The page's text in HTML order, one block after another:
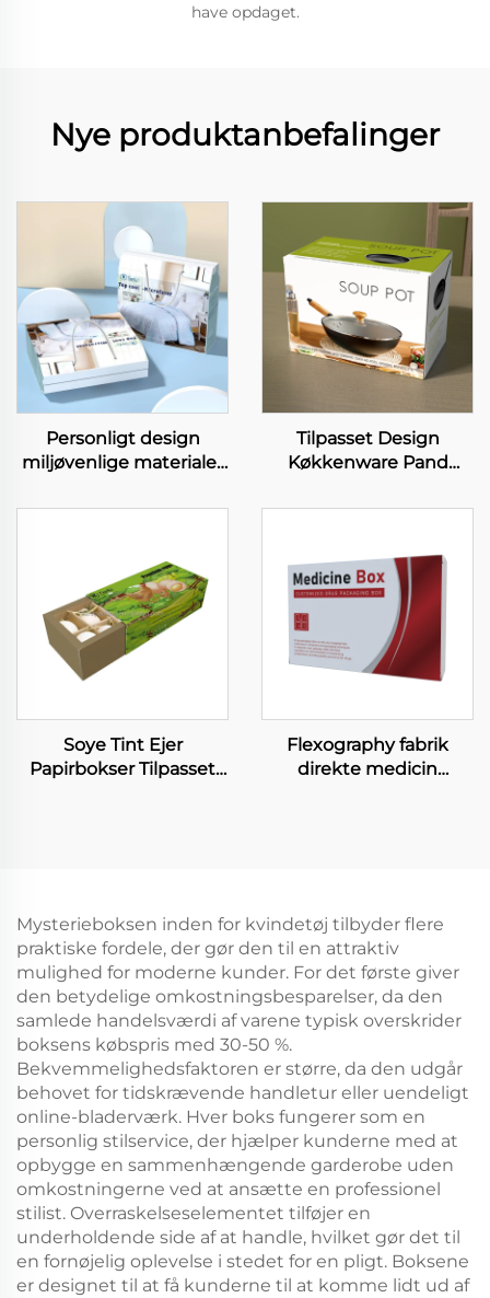
have opdaget.
Nye produktanbefalinger
Personligt design
miljøvenlige materialer
dynekover emballage
Tilpasset Design
Køkkenware Pand
Kokkeværktøjssæt
Pakkingsboks Med
Håndtag
Soye Tint Ejer
Papirbokser Tilpasset
Flexography fabrik
direkte medicin
Mysterieboksen inden for kvindetøj tilbyder flere
praktiske fordele, der gør den til en attraktiv
mulighed for moderne kunder. For det første giver
den betydelige omkostningsbesparelser, da den
samlede handelsværdi af varene typisk overskrider
boksens købspris med 30-50 %.
Bekvemmelighedsfaktoren er større, da den udgår
behovet for tidskrævende handletur eller uendeligt
online-bladerværk. Hver boks fungerer som en
personlig stilservice, der hjælper kunderne med at
opbygge en sammenhængende garderobe uden
omkostningerne ved at ansætte en professionel
stilist. Overraskelseselementet tilføjer en
underholdende side af at handle, hvilket gør det til
en fornøjelig oplevelse i stedet for en pligt. Boksene
er designet til at få kunderne til at komme lidt ud af